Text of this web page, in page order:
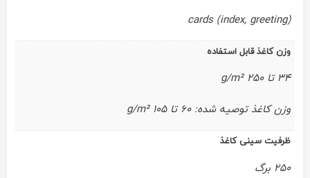
cards (index, greeting)
وزن کاغذ قابل استفاده
34 تا 250 g/m²
وزن کاغذ توصیه شده: 60 تا 105 g/m²
ظرفیت سینی کاغذ
250 برگ